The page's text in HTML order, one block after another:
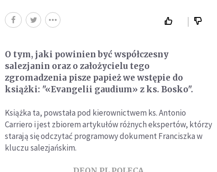
O tym, jaki powinien być współczesny
salezjanin oraz o założycielu tego
zgromadzenia pisze papież we wstępie do
książki: "«Evangelii gaudium» z ks. Bosko".
Książka ta, powstała pod kierownictwem ks. Antonio
Carriero i jest zbiorem artykułów różnych ekspertów, którzy
starają się odczytać programowy dokument Franciszka w
kluczu salezjańskim.